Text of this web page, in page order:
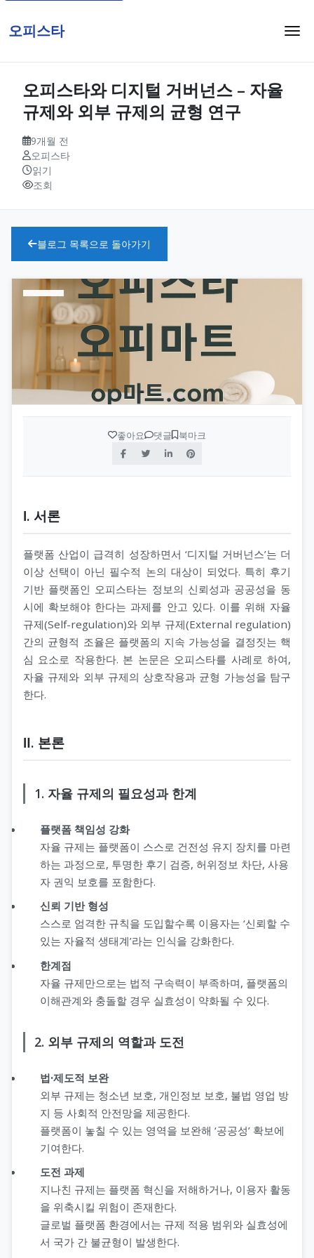
오피스타
오피스타와 디지털 거버넌스 – 자율
규제와 외부 규제의 균형 연구
9개월 전
오피스타
읽기
조회
블로그 목록으로 돌아가기
좋아요 댓글 북마크
Ⅰ. 서론
플랫폼 산업이 급격히 성장하면서 ‘디지털 거버넌스’는 더
이상 선택이 아닌 필수적 논의 대상이 되었다. 특히 후기
기반 플랫폼인 오피스타는 정보의 신뢰성과 공공성을 동
시에 확보해야 한다는 과제를 안고 있다. 이를 위해 자율
규제(Self-regulation)와 외부 규제(External regulation)
간의 균형적 조율은 플랫폼의 지속 가능성을 결정짓는 핵
심 요소로 작용한다. 본 논문은 오피스타를 사례로 하여,
자율 규제와 외부 규제의 상호작용과 균형 가능성을 탐구
한다.
Ⅱ. 본론
1. 자율 규제의 필요성과 한계
플랫폼 책임성 강화
자율 규제는 플랫폼이 스스로 건전성 유지 장치를 마련
하는 과정으로, 투명한 후기 검증, 허위정보 차단, 사용
자 권익 보호를 포함한다.
신뢰 기반 형성
스스로 엄격한 규칙을 도입할수록 이용자는 ‘신뢰할 수
있는 자율적 생태계’라는 인식을 강화한다.
한계점
자율 규제만으로는 법적 구속력이 부족하며, 플랫폼의
이해관계와 충돌할 경우 실효성이 약화될 수 있다.
2. 외부 규제의 역할과 도전
법·제도적 보완
외부 규제는 청소년 보호, 개인정보 보호, 불법 영업 방
지 등 사회적 안전망을 제공한다.
플랫폼이 놓칠 수 있는 영역을 보완해 ‘공공성’ 확보에
기여한다.
도전 과제
지나친 규제는 플랫폼 혁신을 저해하거나, 이용자 활동
을 위축시킬 위험이 존재한다.
글로벌 플랫폼 환경에서는 규제 적용 범위와 실효성에
서 국가 간 불균형이 발생한다.